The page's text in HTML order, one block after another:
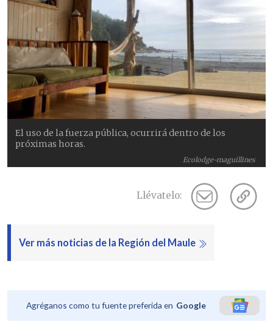
Ecolodge-maguillines
El uso de la fuerza pública, ocurrirá dentro de los
próximas horas.
Llévatelo:
Ver más noticias de la Región del Maule
Agréganos como tu fuente preferida en Google